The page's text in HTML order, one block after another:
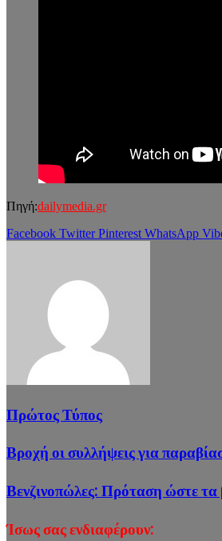
Πηγή:dailymedia.gr
Facebook Twitter Pinterest WhatsApp
Πρώτος Τύπος
Βροχή οι συλλήψεις για
Βενζινοπώλες: Πρόταση ώστε τα
Ίσως σας ενδιαφέρουν: